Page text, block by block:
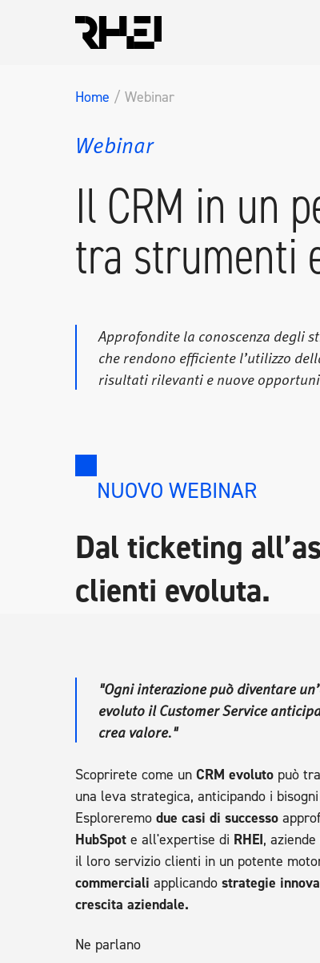
Home / Webinar
Webinar
Il CRM in un
tra strumenti
Approfondite la conoscenza degli
che rendono efficiente l’utilizzo
risultati rilevanti e nuove
NUOVO WEBINAR
Dal ticketing
clienti evoluta.
"Ogni interazione può diventare
evoluto il Customer Service
crea valore."
Scoprirete come unCRM evoluto può
una leva strategica, anticipando i
Esploreremodue casi di successo
HubSpot e all'expertise di RHEI,
il loro servizio clienti in un potente
commerciali applicandostrategie
crescita aziendale.
Ne parlano